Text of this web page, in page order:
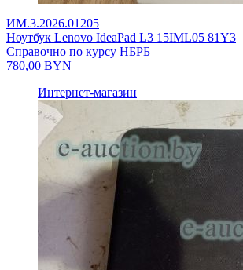
ИМ.3.2026.01205
Ноутбук Lenovo IdeaPad L3 15IML05 81Y3
Справочно по курсу НБРБ
780,00 BYN
Интернет-магазин